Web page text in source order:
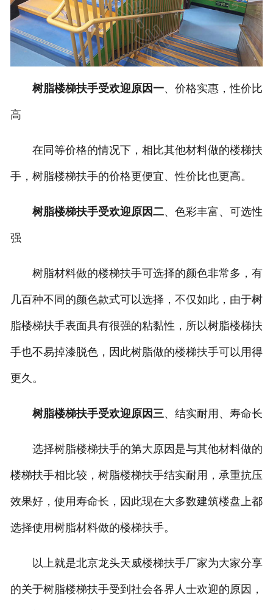
树脂楼梯扶手受欢迎原因一、价格实惠，性价比
高
在同等价格的情况下，相比其他材料做的楼梯扶
手，树脂楼梯扶手的价格更便宜、性价比也更高。
树脂楼梯扶手受欢迎原因二、色彩丰富、可选性
强
树脂材料做的楼梯扶手可选择的颜色非常多，有
几百种不同的颜色款式可以选择，不仅如此，由于树
脂楼梯扶手表面具有很强的粘黏性，所以树脂楼梯扶
手也不易掉漆脱色，因此树脂做的楼梯扶手可以用得
更久。
树脂楼梯扶手受欢迎原因三、结实耐用、寿命长
选择树脂楼梯扶手的第大原因是与其他材料做的
楼梯扶手相比较，树脂楼梯扶手结实耐用，承重抗压
效果好，使用寿命长，因此现在大多数建筑楼盘上都
选择使用树脂材料做的楼梯扶手。
以上就是北京龙头天威楼梯扶手厂家为大家分享
的关于树脂楼梯扶手受到社会各界人士欢迎的原因，